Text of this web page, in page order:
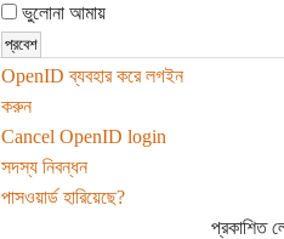
ভুলোনা আমায়
OpenID ব্যবহার করে লগইন
করুন
Cancel OpenID login
সদস্য নিবন্ধন
পাসওয়ার্ড হারিয়েছে?
প্রকাশিত